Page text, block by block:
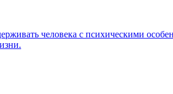
человека с психическими